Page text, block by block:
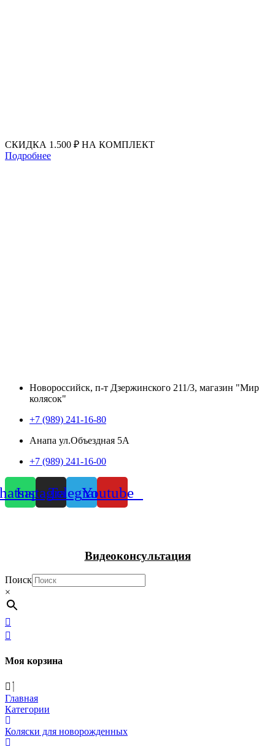
СКИДКА 1.500 ₽ НА КОМПЛЕКТ
Подробнее
Новороссийск, п-т Дзержинского 211/3, магазин "Мир
колясок"
+7 (989) 241-16-80
Анапа ул.Объездная 5А
+7 (989) 241-16-00
InstagramTelegramYoutube
Видеоконсультация
Поиск
×
Моя корзина
Главная
Категории
Коляски для новорожденных